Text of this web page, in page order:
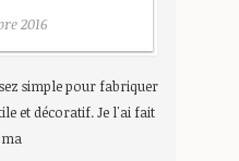
2016
simple pour fabriquer
et décoratif. Je l'ai fait